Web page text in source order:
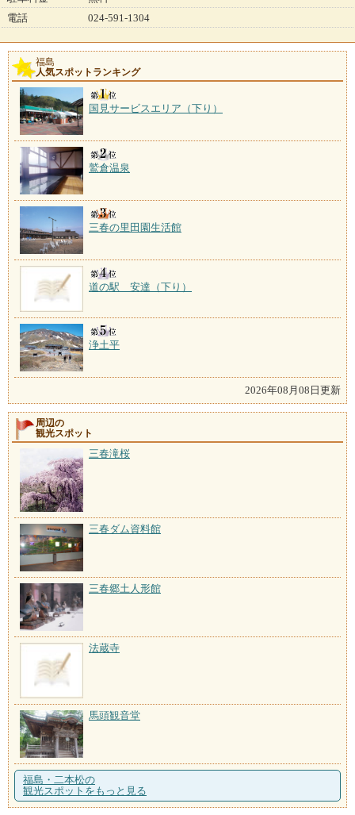
電話
024-591-1304
福島
人気スポットランキング
国見サービスエリア（下り）
鷲倉温泉
三春の里田園生活館
道の駅 安達（下り）
浄土平
2026年08月08日更新
周辺の
観光スポット
三春滝桜
三春ダム資料館
三春郷土人形館
法蔵寺
馬頭観音堂
福島・二本松の
観光スポットをもっと見る